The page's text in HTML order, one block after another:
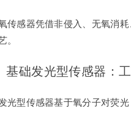
传感器凭借非侵入、无氧消
。
础发光型传感器：工
光型传感器基于氧分子对荧